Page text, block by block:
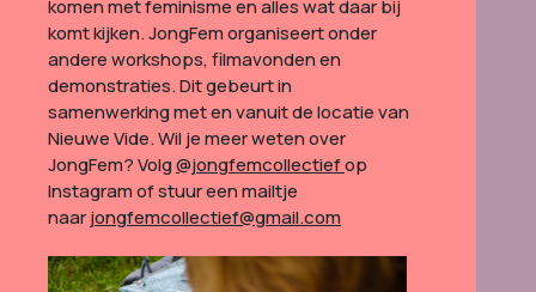
komen met feminisme en alles wat daar bij
komt kijken. JongFem organiseert onder
andere workshops, filmavonden en
demonstraties. Dit gebeurt in
samenwerking met en vanuit de locatie van
Nieuwe Vide. Wil je meer weten over
JongFem? Volg@jongfemcollectiefop
Instagram of stuur een mailtje
naarjongfemcollectief@gmail.com